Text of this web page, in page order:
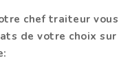
chef traiteur vous
de votre choix sur